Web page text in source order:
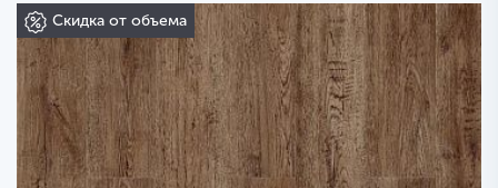
Скидка от объема